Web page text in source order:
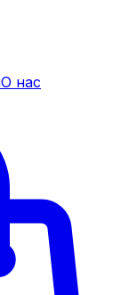
О нас